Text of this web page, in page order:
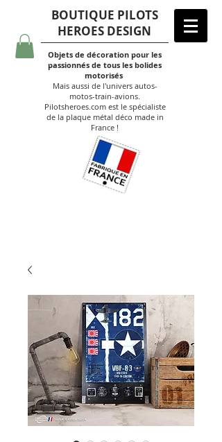
BOUTIQUE PILOTS
HEROES DESIGN
Objets de décoration pour les
passionnés de tous les bolides
motorisés
Mais aussi de l'univers autos-
motos-train-avions.
Pilotsheroes.com est le spécialiste
de la plaque métal déco made in
France !